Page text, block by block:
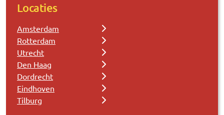
Locaties
Amsterdam
Rotterdam
Utrecht
Den Haag
Dordrecht
Eindhoven
Tilburg